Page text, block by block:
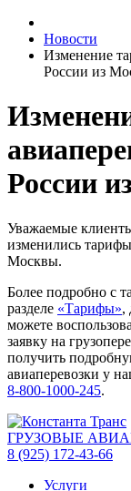
Новости
Изменение
России из
России
Уважаемые
изменились
Москвы.
Более подробно с
разделе «Тарифы»,
можете
заявку на
получить
авиаперевозки у
8-800-1000-245.
ГРУЗОВЫЕ
8 (925) 172-43-66
Услуги